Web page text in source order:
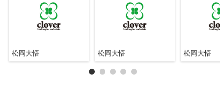
松岡大悟 松岡大悟 松岡大悟